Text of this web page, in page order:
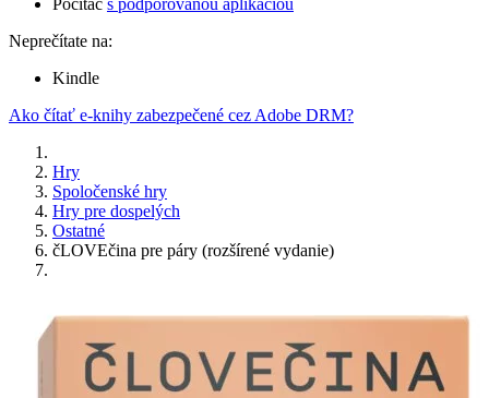
Počítač s podporovanou aplikáciou
Neprečítate na:
Kindle
Ako čítať e-knihy zabezpečené cez Adobe DRM?
Hry
Spoločenské hry
Hry pre dospelých
Ostatné
čLOVEčina pre páry (rozšírené vydanie)